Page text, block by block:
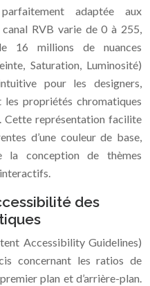
adaptée aux
RVB varie de 0 à 255,
16 millions de nuances
Saturation, Luminosité)
pour les designers,
les propriétés chromatiques
Cette représentation facilite
d’une couleur de base,
la conception de thèmes
des
Accessibility Guidelines)
concernant les ratios de
plan et d’arrière-plan.